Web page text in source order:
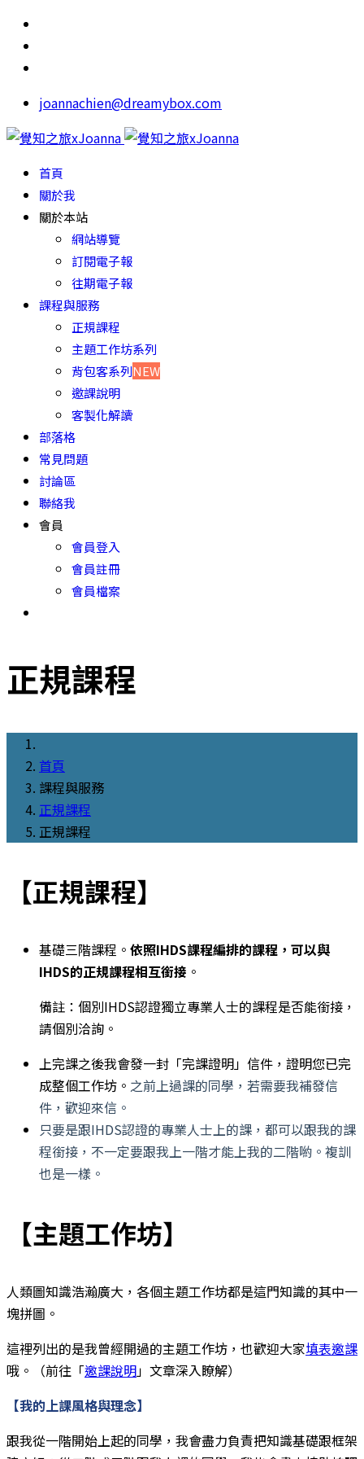
joannachien@dreamybox.com
首頁
關於我
關於本站
網站導覽
訂閱電子報
往期電子報
課程與服務
正規課程
主題工作坊系列
背包客系列NEW
邀課說明
客製化解讀
部落格
常見問題
討論區
聯絡我
會員
會員登入
會員註冊
會員檔案
正規課程
首頁
課程與服務
正規課程
正規課程
【正規課程】
基礎三階課程。 依照IHDS課程編排的課程，可以與
IHDS的正規課程相互銜接 。
備註：個別IHDS認證獨立專業人士的課程是否能銜接，
請個別洽詢。
上完課之後我會發一封「完課證明」信件，證明您已完
成整個工作坊。 之前上過課的同學，若需要我補發信
件，歡迎來信。
只要是跟IHDS認證的專業人士上的課，都可以跟我的課
程銜接，不一定要跟我上一階才能上我的二階喲。複訓
也是一樣。
【主題工作坊】
人類圖知識浩瀚廣大，各個主題工作坊都是這門知識的其中一
塊拼圖。
這裡列出的是我曾經開過的主題工作坊，也歡迎大家填表邀課
哦。（前往「邀課說明」文章深入瞭解）
【我的上課風格與理念】
跟我從一階開始上起的同學，我會盡力負責把知識基礎跟框架